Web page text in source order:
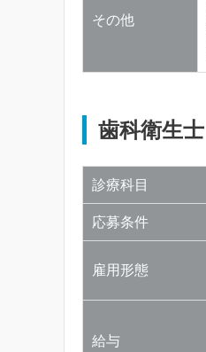
その他
歯科衛生士
診療科目
応募条件
雇用形態
給与